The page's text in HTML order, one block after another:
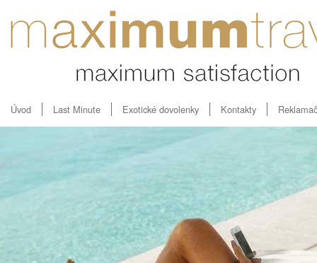
Úvod Last Minute Exotické dovolenky Kontakty